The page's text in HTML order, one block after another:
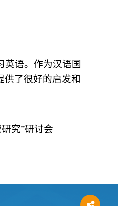
语。作为汉语国
供了很好的启发和
究”研讨会